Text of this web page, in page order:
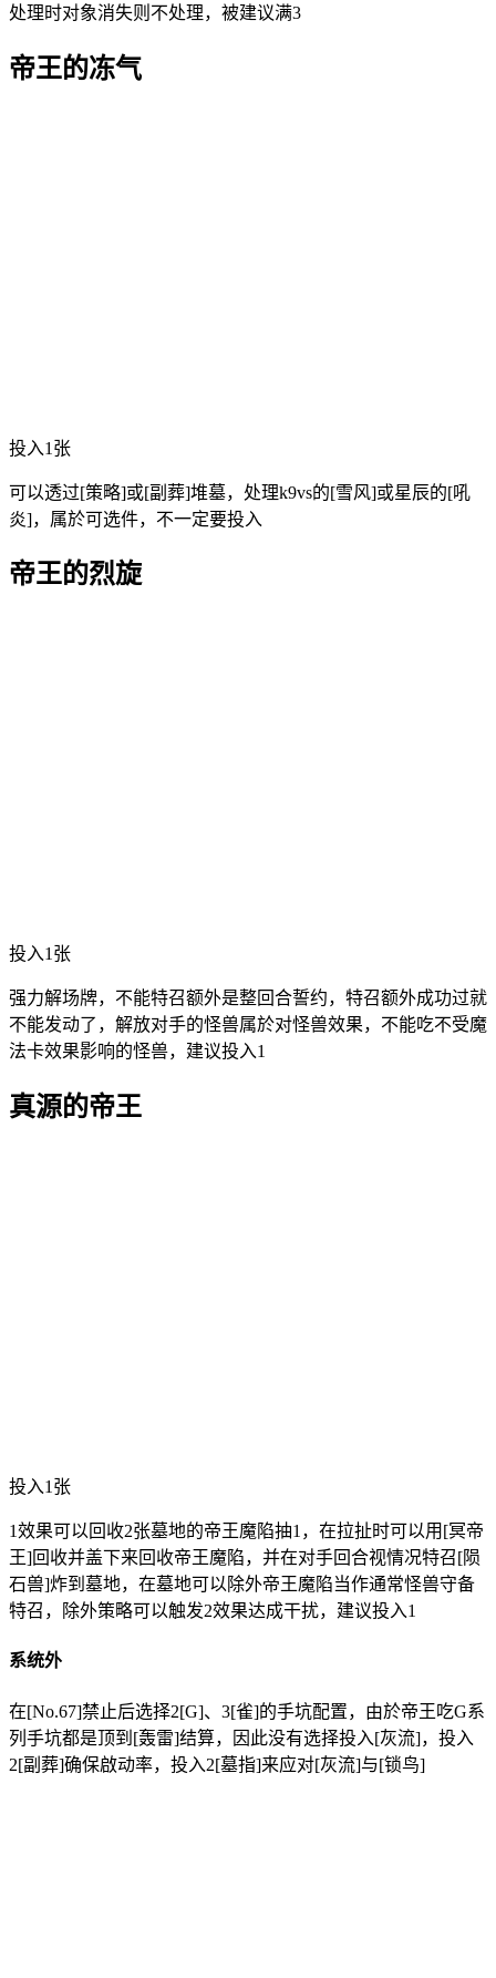
处理时对象消失则不处理，被建议满3
帝王的冻气
投入1张
可以透过[策略]或[副葬]堆墓，处理k9vs的[雪风]或星辰的[吼
炎]，属於可选件，不一定要投入
帝王的烈旋
投入1张
强力解场牌，不能特召额外是整回合誓约，特召额外成功过就
不能发动了，解放对手的怪兽属於对怪兽效果，不能吃不受魔
法卡效果影响的怪兽，建议投入1
真源的帝王
投入1张
1效果可以回收2张墓地的帝王魔陷抽1，在拉扯时可以用[冥帝
王]回收并盖下来回收帝王魔陷，并在对手回合视情况特召[陨
石兽]炸到墓地，在墓地可以除外帝王魔陷当作通常怪兽守备
特召，除外策略可以触发2效果达成干扰，建议投入1
系统外
在[No.67]禁止后选择2[G]、3[雀]的手坑配置，由於帝王吃G系
列手坑都是顶到[轰雷]结算，因此没有选择投入[灰流]，投入
2[副葬]确保啟动率，投入2[墓指]来应对[灰流]与[锁鸟]